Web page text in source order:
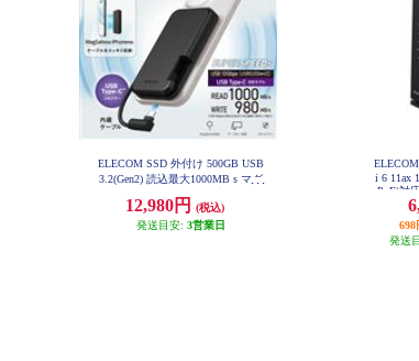
ELECOM SSD 外付け 500GB USB
3.2(Gen2) 読込最大1000MB s マグ
ポータブル ブラック ESD-EPB050
0GBK
12,980円
(税込)
発送目安: 3営業日
i 6 11ax
PoE)対
ラ
698
発送